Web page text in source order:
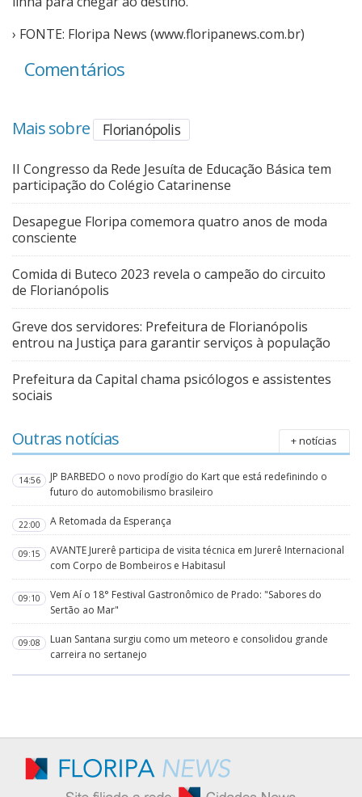
› FONTE: Floripa News (www.floripanews.com.br)
Comentários
Mais sobre Florianópolis
II Congresso da Rede Jesuíta de Educação Básica tem
participação do Colégio Catarinense
Desapegue Floripa comemora quatro anos de moda
consciente
Comida di Buteco 2023 revela o campeão do circuito
de Florianópolis
Greve dos servidores: Prefeitura de Florianópolis
entrou na Justiça para garantir serviços à população
Prefeitura da Capital chama psicólogos e assistentes
sociais
Outras notícias + notícias
14:56
JP BARBEDO o novo prodígio do Kart que está redefinindo o
futuro do automobilismo brasileiro
22:00 A Retomada da Esperança
09:15
AVANTE Jurerê participa de visita técnica em Jurerê Internacional
com Corpo de Bombeiros e Habitasul
09:10
Vem Aí o 18° Festival Gastronômico de Prado: "Sabores do
Sertão ao Mar"
09:08
Luan Santana surgiu como um meteoro e consolidou grande
carreira no sertanejo